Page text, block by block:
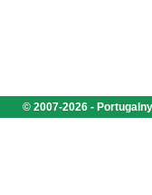
© 2007-2026 -